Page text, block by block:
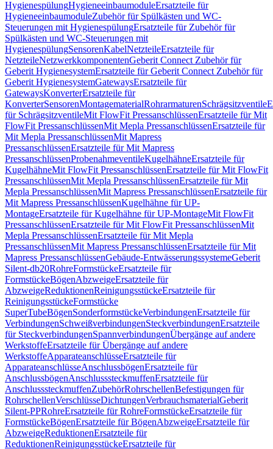
HygienespülungHygieneeinbaumoduleErsatzteile für
HygieneeinbaumoduleZubehör für Spülkästen und WC-
Steuerungen mit HygienespülungErsatzteile für Zubehör für
Spülkästen und WC-Steuerungen mit
HygienespülungSensorenKabelNetzteileErsatzteile für
NetzteileNetzwerkkomponentenGeberit Connect Zubehör für
Geberit HygienesystemErsatzteile für Geberit Connect Zubehör für
Geberit HygienesystemGatewaysErsatzteile für
GatewaysKonverterErsatzteile für
KonverterSensorenMontagematerialRohrarmaturenSchrägsitzventile
für SchrägsitzventileMit FlowFit PressanschlüssenErsatzteile für Mit
FlowFit PressanschlüssenMit Mepla PressanschlüssenErsatzteile für
Mit Mepla PressanschlüssenMit Mapress
PressanschlüssenErsatzteile für Mit Mapress
PressanschlüssenProbenahmeventileKugelhähneErsatzteile für
KugelhähneMit FlowFit PressanschlüssenErsatzteile für Mit FlowFit
PressanschlüssenMit Mepla PressanschlüssenErsatzteile für Mit
Mepla PressanschlüssenMit Mapress PressanschlüssenErsatzteile für
Mit Mapress PressanschlüssenKugelhähne für UP-
MontageErsatzteile für Kugelhähne für UP-MontageMit FlowFit
PressanschlüssenErsatzteile für Mit FlowFit PressanschlüssenMit
Mepla PressanschlüssenErsatzteile für Mit Mepla
PressanschlüssenMit Mapress PressanschlüssenErsatzteile für Mit
Mapress PressanschlüssenGebäude-EntwässerungssystemeGeberit
Silent-db20RohreFormstückeErsatzteile für
FormstückeBögenAbzweigeErsatzteile für
AbzweigeReduktionenReinigungsstückeErsatzteile für
ReinigungsstückeFormstücke
SuperTubeBögenSonderformstückeVerbindungenErsatzteile für
VerbindungenSchweißverbindungenSteckverbindungenErsatzteile
für SteckverbindungenSpannverbindungenÜbergänge auf andere
WerkstoffeErsatzteile für Übergänge auf andere
WerkstoffeApparateanschlüsseErsatzteile für
ApparateanschlüsseAnschlussbögenErsatzteile für
AnschlussbögenAnschlusssteckmuffenErsatzteile für
AnschlusssteckmuffenZubehörRohrschellenBefestigungen für
RohrschellenVerschlüsseDichtungenVerbrauchsmaterialGeberit
Silent-PPRohreErsatzteile für RohreFormstückeErsatzteile für
FormstückeBögenErsatzteile für BögenAbzweigeErsatzteile für
AbzweigeReduktionenErsatzteile für
ReduktionenReinigungsstückeErsatzteile für